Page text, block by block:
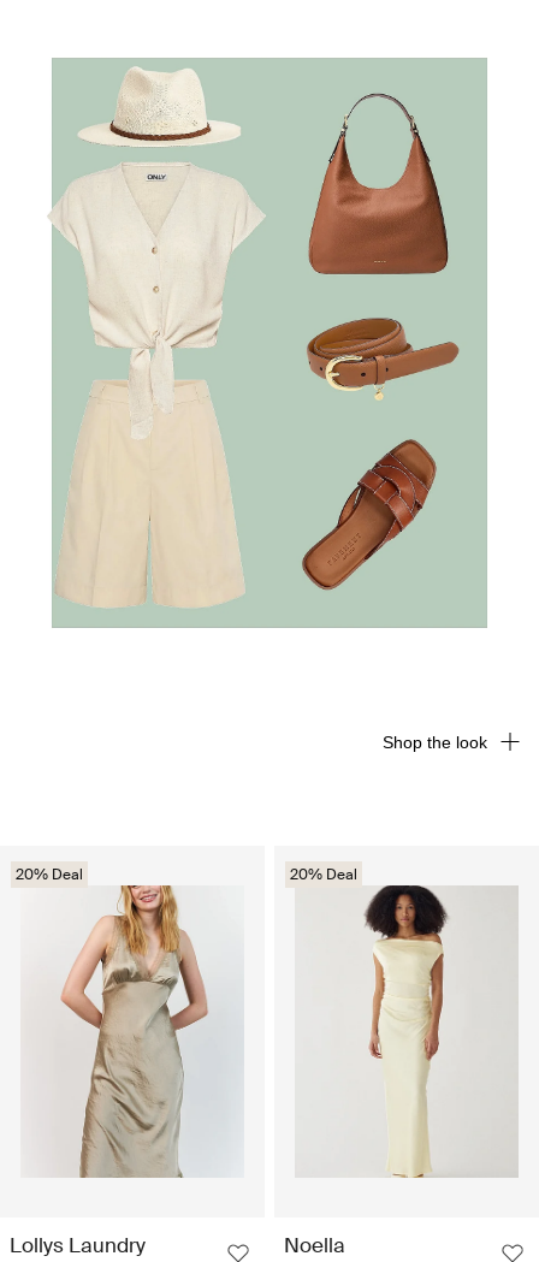
20% Deal
Lollys Laundry
20% Deal
Noella
Shop the look